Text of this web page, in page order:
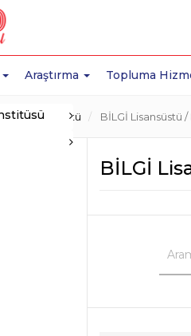
Araştırma Topluma
BİLGİ Lisansüstü BİLGİ Lisansüstü
BİLGİ